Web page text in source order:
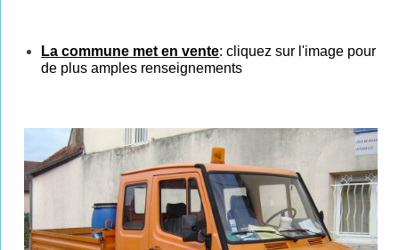
La commune met en vente:cliquezsur l'image pour
de plus amples renseignements